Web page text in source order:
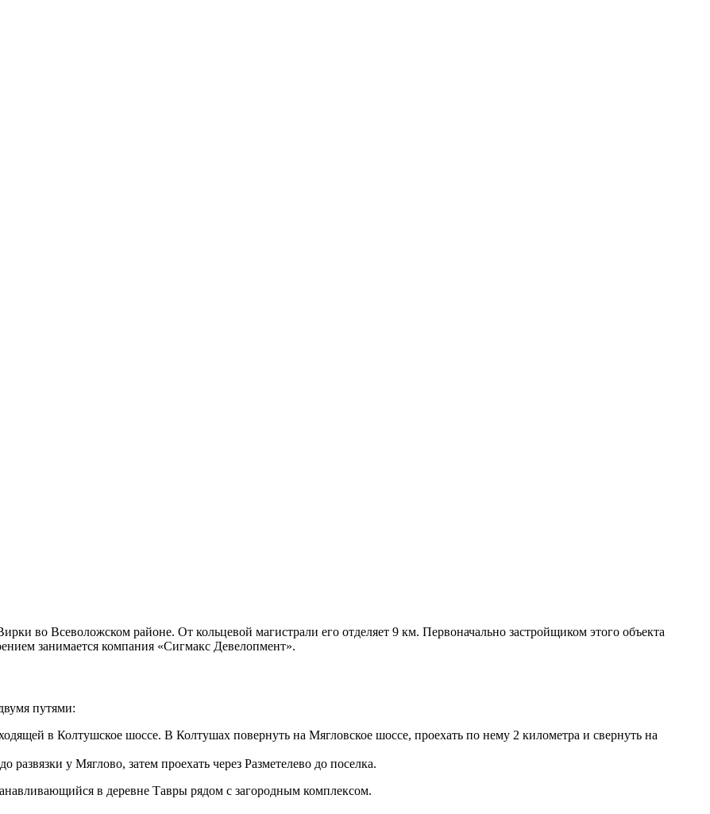
во Всеволожском районе. От кольцевой магистрали его отделяет 9 км. Первоначально застройщиком этого объекта
занимается компания «Сигмакс Девелопмент».
путями:
в Колтушское шоссе. В Колтушах повернуть на Мягловское шоссе, проехать по нему 2 километра и свернуть на
развязки у Мяглово, затем проехать через Разметелево до поселка.
в деревне Тавры рядом с загородным комплексом.